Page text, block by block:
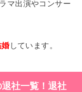
マ出演やコンサー
しています。
社一覧！退社